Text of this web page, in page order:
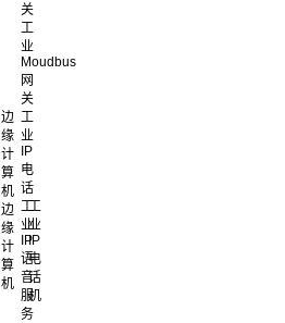
关
工
业
Moudbus
网
关
边
缘
计
算
机
边
缘
计
算
机
工
业
IP
电
话
工
业
IP
语
音
服
务
工
业
IP
电
话
机